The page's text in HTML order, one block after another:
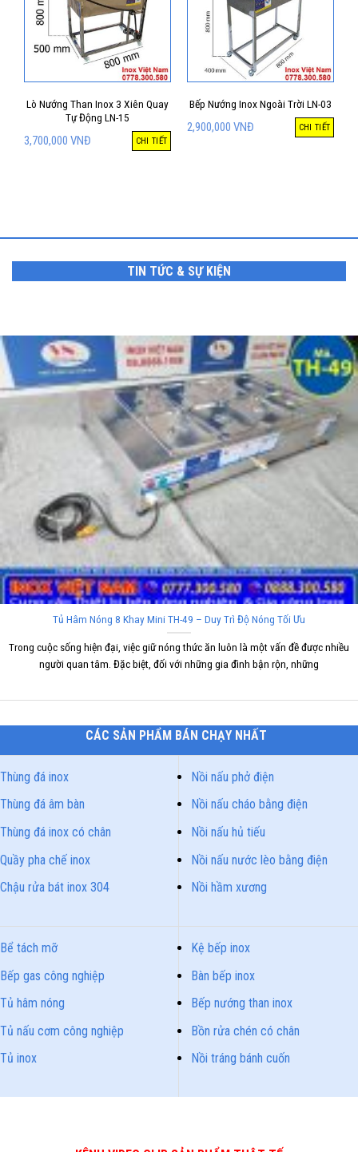
Lò Nướng Than Inox 3 Xiên Quay
Tự Động LN-15
3,700,000 VNĐ CHI TIẾT
Bếp Nướng Inox Ngoài Trời LN-03
2,900,000 VNĐ CHI TIẾT
TIN TỨC & SỰ KIỆN
Tủ Hâm Nóng 8 Khay Mini TH-49 – Duy Trì Độ Nóng Tối Ưu
Trong cuộc sống hiện đại, việc giữ nóng thức ăn luôn là một vấn đề được nhiều
người quan tâm. Đặc biệt, đối với những gia đình bận rộn, những
CÁC SẢN PHẨM BÁN CHẠY NHẤT
Thùng đá inox
Thùng đá âm bàn
Thùng đá inox có chân
Quầy pha chế inox
Chậu rửa bát inox 304
Nồi nấu phở điện
Nồi nấu cháo bằng điện
Nồi nấu hủ tiếu
Nồi nấu nước lèo bằng điện
Nồi hầm xương
Bể tách mỡ
Bếp gas công nghiệp
Tủ hâm nóng
Tủ nấu cơm công nghiệp
Tủ inox
Kệ bếp inox
Bàn bếp inox
Bếp nướng than inox
Bồn rửa chén có chân
Nồi tráng bánh cuốn